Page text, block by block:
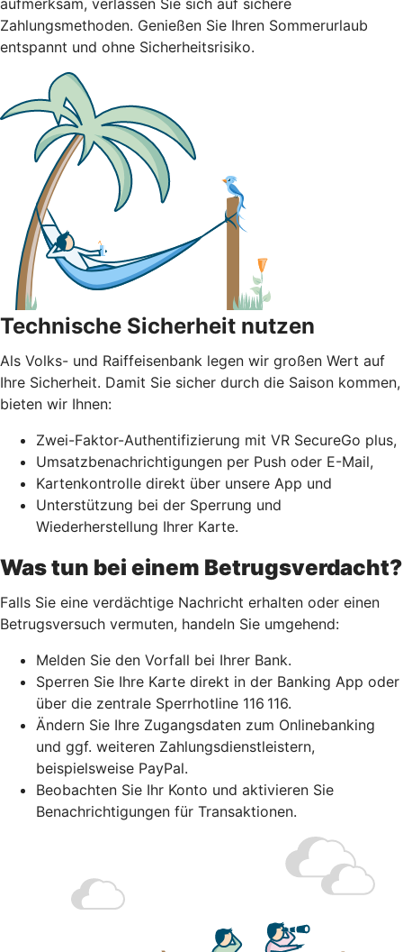
Zahlungsmethoden. Genießen Sie Ihren Sommerurlaub
entspannt und ohne Sicherheitsrisiko.
Technische Sicherheit nutzen
Als Volks- und Raiffeisenbank legen wir großen Wert auf
Ihre Sicherheit. Damit Sie sicher durch die Saison kommen,
bieten wir Ihnen:
Zwei-Faktor-Authentifizierung mit VR SecureGo plus,
Umsatzbenachrichtigungen per Push oder E-Mail,
Kartenkontrolle direkt über unsere App und
Unterstützung bei der Sperrung und
Wiederherstellung Ihrer Karte.
Was tun bei einem Betrugsverdacht?
Falls Sie eine verdächtige Nachricht erhalten oder einen
Betrugsversuch vermuten, handeln Sie umgehend:
Melden Sie den Vorfall bei Ihrer Bank.
Sperren Sie Ihre Karte direkt in der Banking App oder
über die zentrale Sperrhotline 116 116.
Ändern Sie Ihre Zugangsdaten zum Onlinebanking
und ggf. weiteren Zahlungsdienstleistern,
beispielsweise PayPal.
Beobachten Sie Ihr Konto und aktivieren Sie
Benachrichtigungen für Transaktionen.